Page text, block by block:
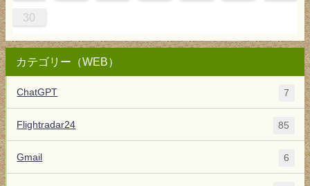
30
カテゴリー（WEB）
ChatGPT 7
Flightradar24 85
Gmail 6